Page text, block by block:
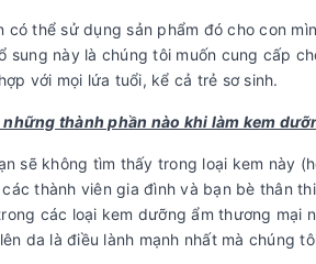
có thể sử dụng sản phẩm đó cho con
sung này là chúng tôi muốn cung cấp
với mọi lứa tuổi, kể cả trẻ sơ sinh.
những thành phần nào khi làm kem
sẽ không tìm thấy trong loại kem này
thành viên gia đình và bạn bè thân
các loại kem dưỡng ẩm thương mại
da là điều lành mạnh nhất mà chúng